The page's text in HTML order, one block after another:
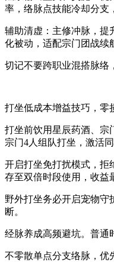
率，络脉点技能冷却分支
辅助清虚：主修冲脉，提
化被动，适配宗门团战续
切记不要跨职业混搭脉络
打坐低成本增益技巧，零
打坐前饮用星辰药酒、宗
宗门4人组队打坐，激活
开启打坐免打扰模式，拒
存至双倍时段使用，收益
野外打坐务必开启宠物守
断。
经脉养成高频避坑。普通
不零散单点分支络脉，优